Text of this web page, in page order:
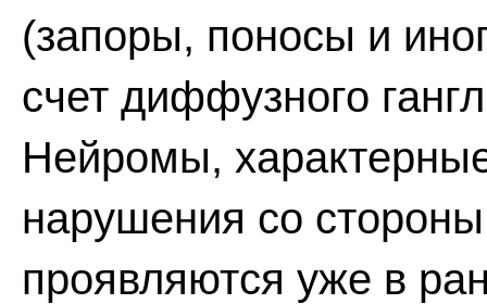
(запоры, поносы и
счет диффузного
Нейромы,
нарушения со
проявляются уже в